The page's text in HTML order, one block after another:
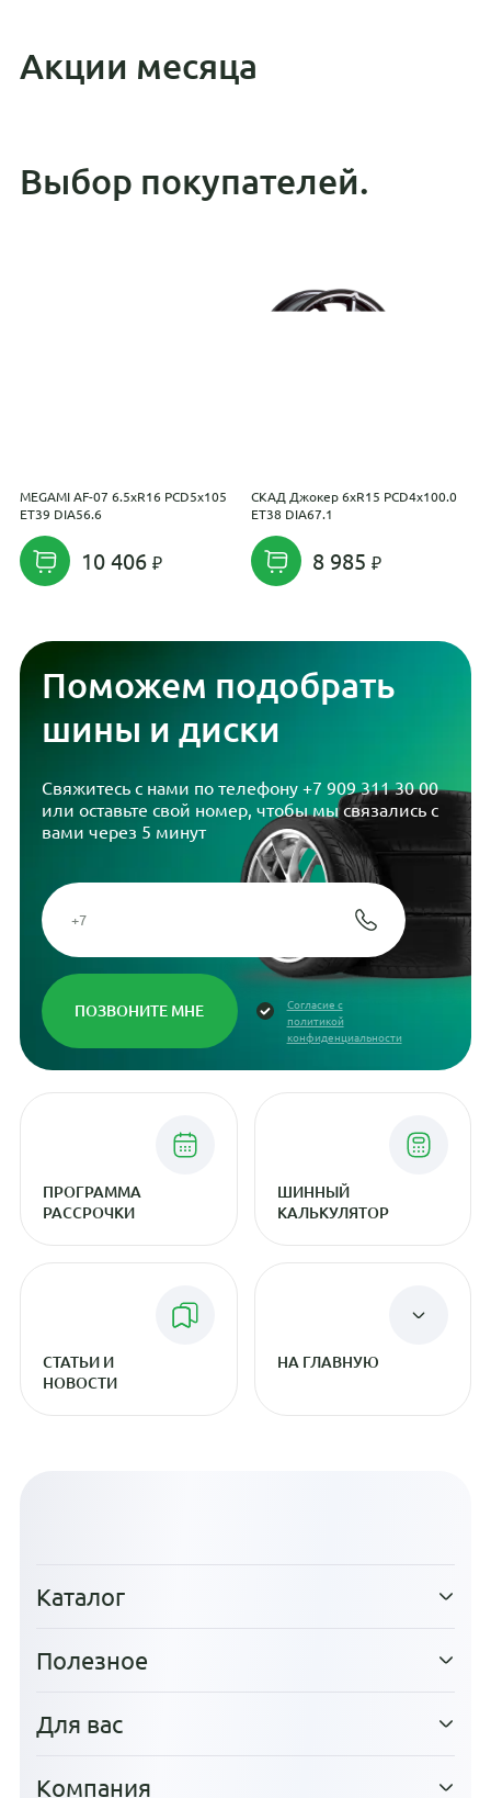
Акции месяца
Выбор покупателей.
MEGAMI AF-07 6.5xR16 PCD5x105
ET39 DIA56.6
10 406
СКАД Джокер 6xR15 PCD4x100.0
ET38 DIA67.1
8 985
Поможем подобрать
шины и диски
Свяжитесь с нами по телефону +7 909 311 30 00
или оставьте свой номер, чтобы мы связались с
вами через 5 минут
Согласие с
политикой
конфиденциальности
ПРОГРАММА
РАССРОЧКИ
ШИННЫЙ
КАЛЬКУЛЯТОР
СТАТЬИ И
НОВОСТИ
НА ГЛАВНУЮ
Каталог
Полезное
Для вас
Компания